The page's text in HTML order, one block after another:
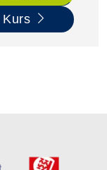
Kurs